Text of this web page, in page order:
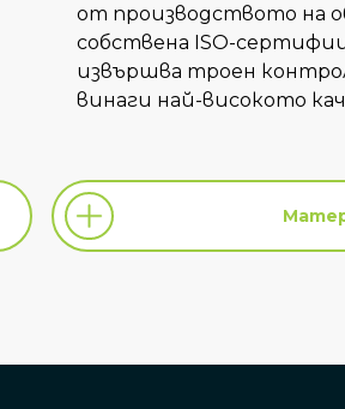
от производството на
собствена ISO-
извършва троен
винаги най-високото